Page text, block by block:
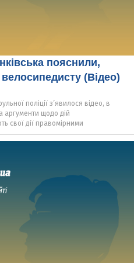
пояснили,
(Відео)
поліції з’явилося відео, в
аргументи щодо дій
свої дії правомірними